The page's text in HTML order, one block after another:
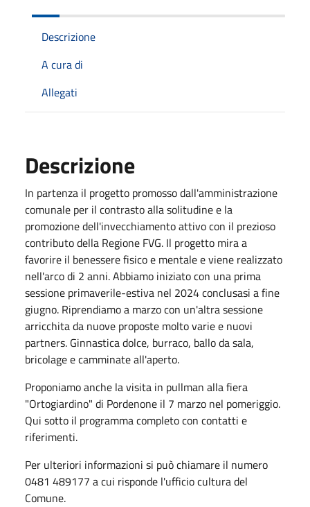
Descrizione
A cura di
Allegati
Descrizione
In partenza il progetto promosso dall'amministrazione
comunale per il contrasto alla solitudine e la
promozione dell'invecchiamento attivo con il prezioso
contributo della Regione FVG. Il progetto mira a
favorire il benessere fisico e mentale e viene realizzato
nell'arco di 2 anni. Abbiamo iniziato con una prima
sessione primaverile-estiva nel 2024 conclusasi a fine
giugno. Riprendiamo a marzo con un'altra sessione
arricchita da nuove proposte molto varie e nuovi
partners. Ginnastica dolce, burraco, ballo da sala,
bricolage e camminate all'aperto.
Proponiamo anche la visita in pullman alla fiera
"Ortogiardino" di Pordenone il 7 marzo nel pomeriggio.
Qui sotto il programma completo con contatti e
riferimenti.
Per ulteriori informazioni si può chiamare il numero
0481 489177 a cui risponde l'ufficio cultura del
Comune.